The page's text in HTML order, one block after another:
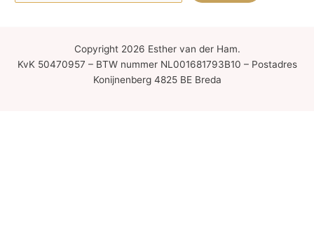
Copyright 2026 Esther van der Ham.
KvK 50470957 – BTW nummer NL001681793B10 – Postadres
Konijnenberg 4825 BE Breda